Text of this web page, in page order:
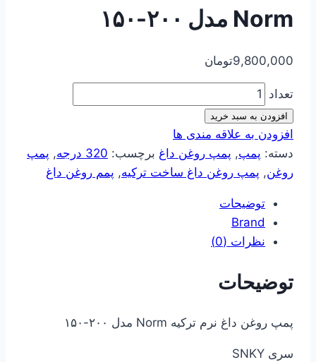
Norm مدل ۲۰۰-۱۵۰
9,800,000تومان
تعداد
افزودن به سبد خرید
افزودن به علاقه مندی ها
دسته: پمپ, پمپ روغن داغ برچسب: 320 درجه , پمپ
روغن, پمپ روغن داغ ساخت ترکیه, پمم روغن داغ
توضیحات
Brand
نظرات (0)
توضیحات
پمپ روغن داغ نرم ترکیه Norm مدل ۲۰۰-۱۵۰
سری SNKY